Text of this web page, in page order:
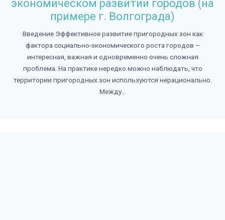
экономическом развитии городов (на
примере г. Волгограда)
Введение Эффективное развитие пригородных зон как
фактора социально-экономического роста городов –
интересная, важная и одновременно очень сложная
проблема. На практике нередко можно наблюдать, что
территории пригородных зон используются нерационально.
Между...